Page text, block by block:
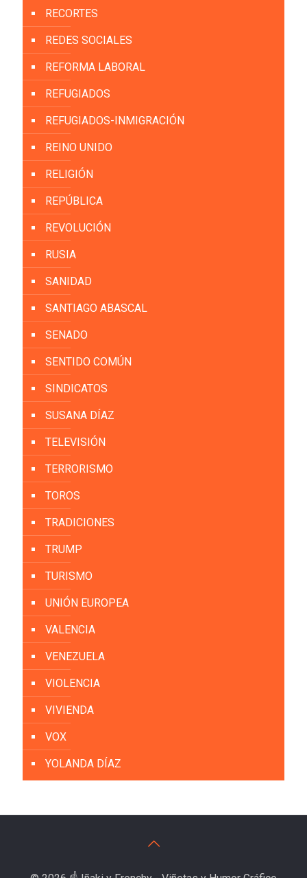
RECORTES
REDES SOCIALES
REFORMA LABORAL
REFUGIADOS
REFUGIADOS-INMIGRACIÓN
REINO UNIDO
RELIGIÓN
REPÚBLICA
REVOLUCIÓN
RUSIA
SANIDAD
SANTIAGO ABASCAL
SENADO
SENTIDO COMÚN
SINDICATOS
SUSANA DÍAZ
TELEVISIÓN
TERRORISMO
TOROS
TRADICIONES
TRUMP
TURISMO
UNIÓN EUROPEA
VALENCIA
VENEZUELA
VIOLENCIA
VIVIENDA
VOX
YOLANDA DÍAZ